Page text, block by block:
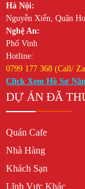
Hà Nội:
Nguyễn Xiển, Quận
Nghệ An: Số 41
Phố Vinh
Hotline:
0799 177 368 (Call/
Click Xem Hồ Sơ
DỰ ÁN ĐÃ
Quán Cafe
Nhà Hàng
Khách Sạn
Lĩnh Vực Khác